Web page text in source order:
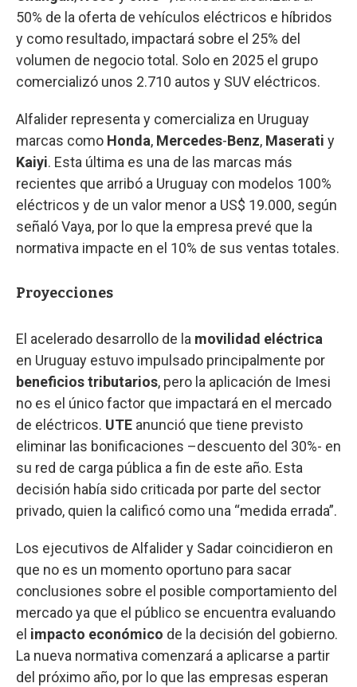
50% de la oferta de vehículos eléctricos e híbridos
y como resultado, impactará sobre el 25% del
volumen de negocio total. Solo en 2025 el grupo
comercializó unos 2.710 autos y SUV eléctricos.
Alfalider representa y comercializa en Uruguay
marcas como Honda, Mercedes-Benz, Maserati y
Kaiyi. Esta última es una de las marcas más
recientes que arribó a Uruguay con modelos 100%
eléctricos y de un valor menor a US$ 19.000, según
señaló Vaya, por lo que la empresa prevé que la
normativa impacte en el 10% de sus ventas totales.
Proyecciones
El acelerado desarrollo de la movilidad eléctrica
en Uruguay estuvo impulsado principalmente por
beneficios tributarios, pero la aplicación de Imesi
no es el único factor que impactará en el mercado
de eléctricos. UTE anunció que tiene previsto
eliminar las bonificaciones –descuento del 30%- en
su red de carga pública a fin de este año. Esta
decisión había sido criticada por parte del sector
privado, quien la calificó como una “medida errada”.
Los ejecutivos de Alfalider y Sadar coincidieron en
que no es un momento oportuno para sacar
conclusiones sobre el posible comportamiento del
mercado ya que el público se encuentra evaluando
el impacto económico de la decisión del gobierno.
La nueva normativa comenzará a aplicarse a partir
del próximo año, por lo que las empresas esperan